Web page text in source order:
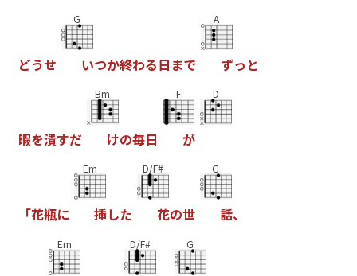
どうせ
G
いつか終わる日 まで
A
ずっ と
暇を潰すだ
Bm
けの毎日
F
が
D
「花瓶に
Em
挿した
D/F#
花の世
G
話、
Em D/F# G